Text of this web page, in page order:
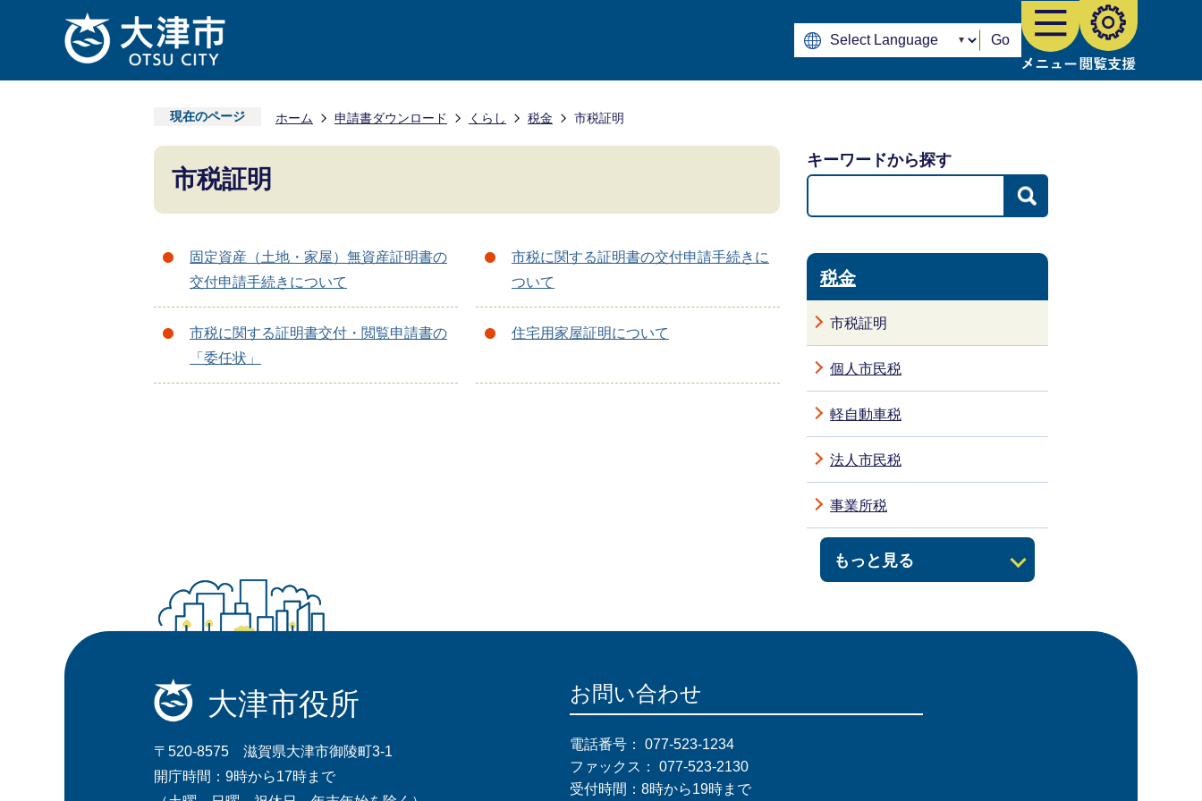
Go
現在のページ ホーム 申請書ダウンロード くらし 税金 市税証明
市税証明
固定資産（土地・家屋）無資産証明書の
交付申請手続きについて
市税に関する証明書の交付申請手続きに
ついて
市税に関する証明書交付・閲覧申請書の
「委任状」
住宅用家屋証明について
キーワードから探す
税金
市税証明
個人市民税
軽自動車税
もっと見る
法人市民税
事業所税
大津市役所
〒520-8575 滋賀県大津市御陵町3-1
開庁時間：9時から17時まで
お問い合わせ
電話番号： 077-523-1234
ファックス： 077-523-2130
受付時間：8時から19時まで